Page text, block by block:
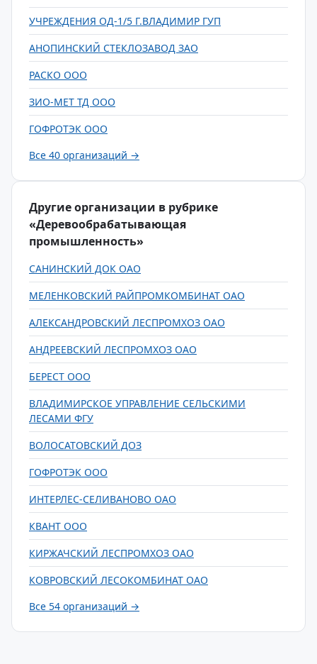
УЧРЕЖДЕНИЯ ОД-1/5 Г.ВЛАДИМИР ГУП
АНОПИНСКИЙ СТЕКЛОЗАВОД ЗАО
РАСКО ООО
ЗИО-МЕТ ТД ООО
ГОФРОТЭК ООО
Все 40 организаций →
Другие организации в рубрике
«Деревообрабатывающая
промышленность»
САНИНСКИЙ ДОК ОАО
МЕЛЕНКОВСКИЙ РАЙПРОМКОМБИНАТ ОАО
АЛЕКСАНДРОВСКИЙ ЛЕСПРОМХОЗ ОАО
АНДРЕЕВСКИЙ ЛЕСПРОМХОЗ ОАО
БЕРЕСТ ООО
ВЛАДИМИРСКОЕ УПРАВЛЕНИЕ СЕЛЬСКИМИ
ЛЕСАМИ ФГУ
ВОЛОСАТОВСКИЙ ДОЗ
ГОФРОТЭК ООО
ИНТЕРЛЕС-СЕЛИВАНОВО ОАО
КВАНТ ООО
КИРЖАЧСКИЙ ЛЕСПРОМХОЗ ОАО
КОВРОВСКИЙ ЛЕСОКОМБИНАТ ОАО
Все 54 организаций →